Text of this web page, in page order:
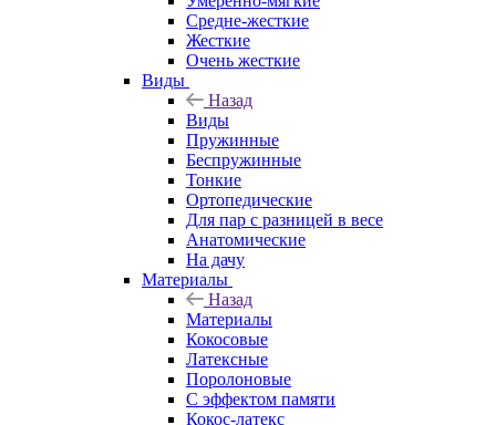
Средне-жесткие
Жесткие
Очень жесткие
Виды
Назад
Виды
Пружинные
Беспружинные
Тонкие
Ортопедические
Для пар с разницей в весе
Анатомические
На дачу
Материалы
Назад
Материалы
Кокосовые
Латексные
Поролоновые
С эффектом памяти
Кокос-латекс